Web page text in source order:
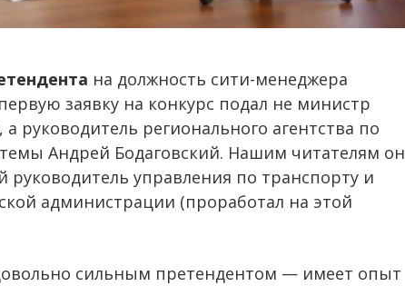
на должность сити-менеджера
заявку на конкурс подал не министр
руководитель регионального агентства по
Андрей Бодаговский. Нашим читателям он
управления по транспорту и
администрации (проработал на этой
сильным претендентом — имеет опыт